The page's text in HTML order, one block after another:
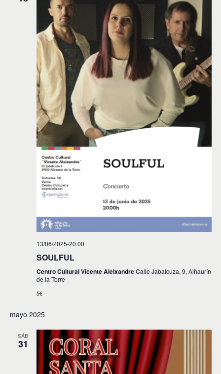
13/06/2025-20:00
SOULFUL
Centro Cultural Vicente AleixandreCalle Jabalcuza, 9, Alhaurín
de la Torre
5€
mayo 2025
SÁB
31